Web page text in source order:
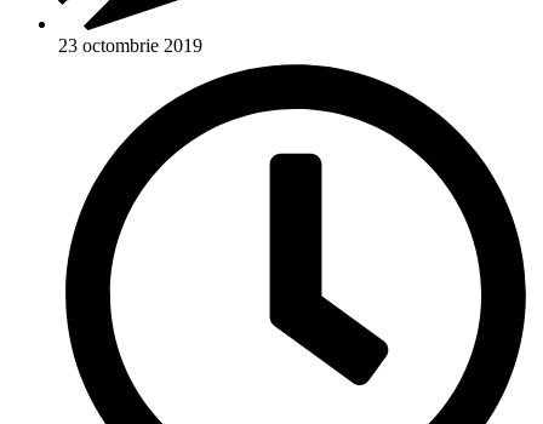
23 octombrie 2019